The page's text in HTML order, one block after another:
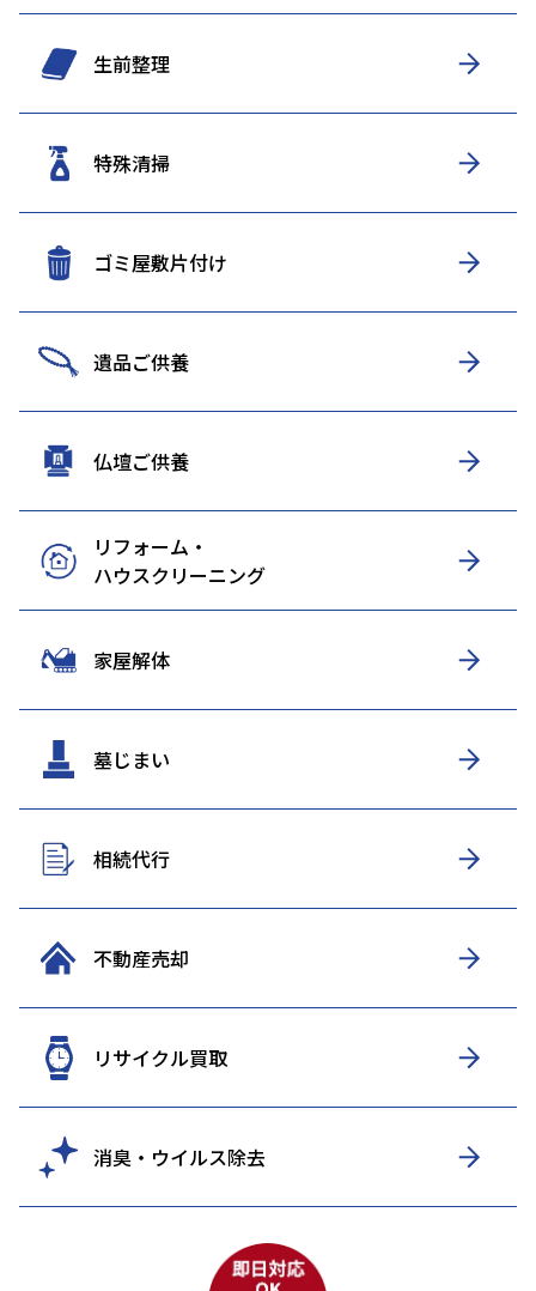
生前整理
特殊清掃
ゴミ屋敷片付け
遺品ご供養
仏壇ご供養
リフォーム・
ハウスクリーニング
家屋解体
墓じまい
相続代行
不動産売却
リサイクル買取
消臭・ウイルス除去